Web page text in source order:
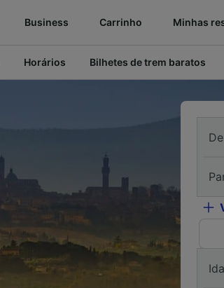
Business Carrinho Minhas
Horários Bilhetes de trem baratos
De
Ida